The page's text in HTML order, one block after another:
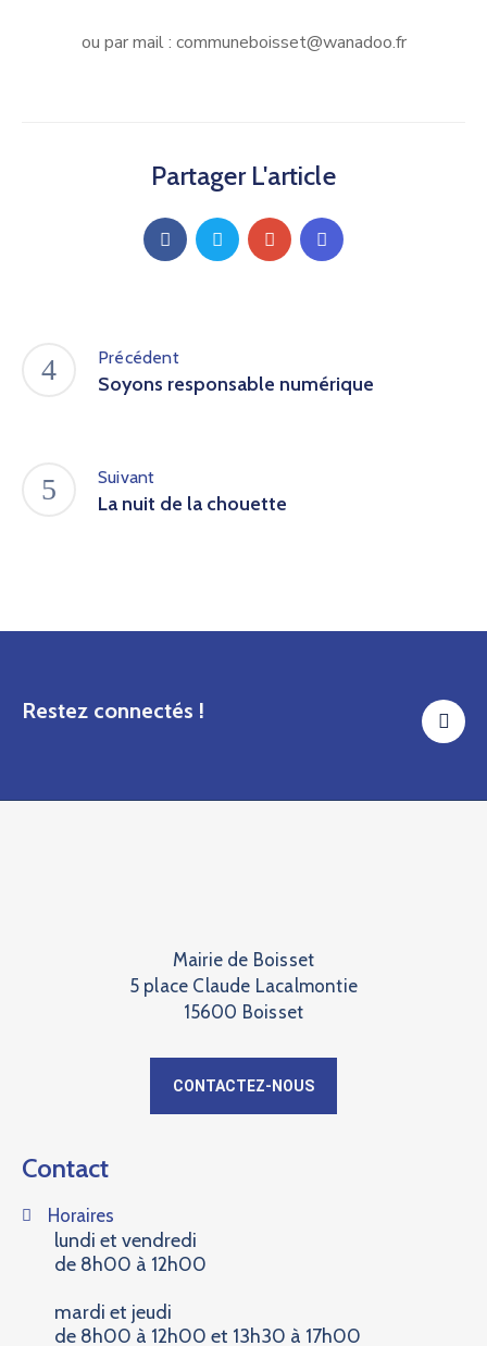
ou par mail : communeboisset@wanadoo.fr
Partager L'article
Précédent
Soyons responsable numérique
Suivant
La nuit de la chouette
Restez connectés !
Mairie de Boisset
5 place Claude Lacalmontie
15600 Boisset
CONTACTEZ-NOUS
Contact
Horaires
lundi et vendredi
de 8h00 à 12h00
mardi et jeudi
de 8h00 à 12h00 et 13h30 à 17h00